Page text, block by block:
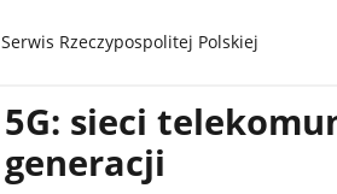
gov.pl
Serwis Rzeczypospolitej Polskiej
5G: sieci
generacji